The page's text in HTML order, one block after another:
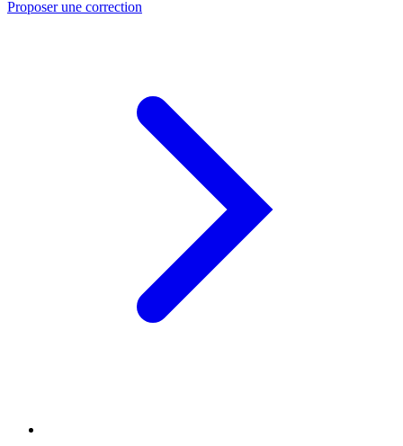
Proposer une correction